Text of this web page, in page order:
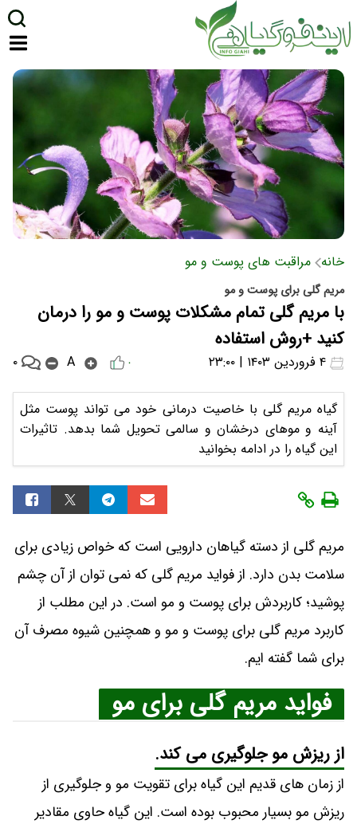
خانه مراقبت های پوست و مو
مریم گلی برای پوست و مو
با مریم گلی تمام مشکلات پوست و مو را درمان
کنید +روش استفاده
۰ A ۰
گیاه مریم گلی با خاصیت درمانی خود می تواند پوست مثل
آینه و موهای درخشان و سالمی تحویل شما بدهد. تاثیرات
این گیاه را در ادامه بخوانید
مریم گلی از دسته گیاهان دارویی است که خواص زیادی برای
سلامت بدن دارد. از فواید مریم گلی که نمی توان از آن چشم
پوشید؛ کاربردش برای پوست و مو است. در این مطلب از
کاربرد مریم گلی برای پوست و مو و همچنین شیوه مصرف آن
برای شما گفته ایم.
فواید مریم گلی برای مو
از ریزش مو جلوگیری می کند.
از زمان های قدیم این گیاه برای تقویت مو و جلوگیری از
ریزش مو بسیار محبوب بوده است. این گیاه حاوی مقادیر